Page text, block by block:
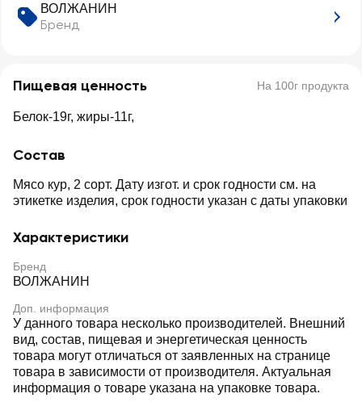
ВОЛЖАНИН
Бренд
Пищевая ценность На 100г продукта
Белок-19г, жиры-11г,
Состав
Мясо кур, 2 сорт. Дату изгот. и срок годности см. на
этикетке изделия, срок годности указан с даты упаковки
Характеристики
Бренд
ВОЛЖАНИН
Доп. информация
У данного товара несколько производителей. Внешний
вид, состав, пищевая и энергетическая ценность
товара могут отличаться от заявленных на странице
товара в зависимости от производителя. Актуальная
информация о товаре указана на упаковке товара.